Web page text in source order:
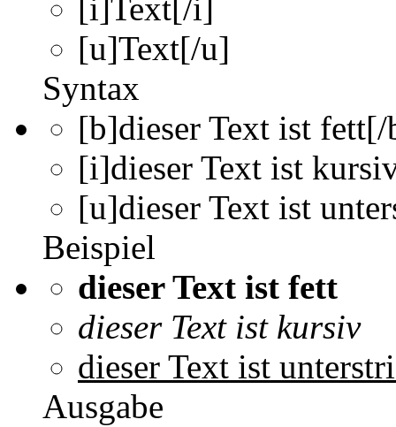
[i]Text[/i]
[u]Text[/u]
Syntax
[b]dieser Text ist
[i]dieser Text ist
[u]dieser Text ist
Beispiel
dieser Text ist fett
dieser Text ist kursiv
dieser Text ist
Ausgabe